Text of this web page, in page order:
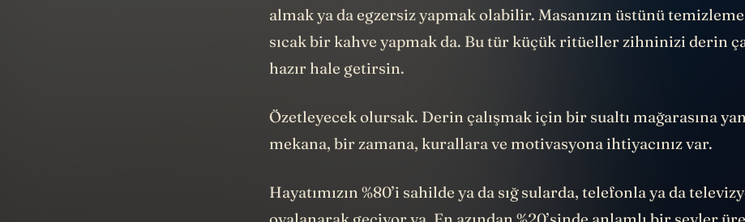
almak ya da egzersiz yapmak olabilir. Masanızın üstünü
sıcak bir kahve yapmak da. Bu tür küçük ritüeller zihninizi derin
hazır hale getirsin.
Özetleyecek olursak. Derin çalışmak için bir sualtı mağarasına
mekana, bir zamana, kurallara ve motivasyona ihtiyacınız var.
Hayatımızın %80’i sahilde ya da sığ sularda, telefonla ya da